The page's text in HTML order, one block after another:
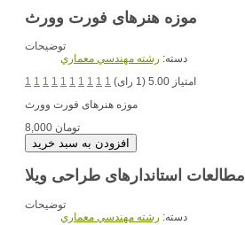
موزه هنرهای فورت وورث
توضیحات
دسته: رشته مهندسي معماري
1 1 1 1 1 1 1 1 1 1
امتیاز 5.00 (1 رای)
موزه هنرهای فورت وورث
8,000 تومان
مطالعات استاندارهای طراحی ویلا
توضیحات
دسته: رشته مهندسي معماري